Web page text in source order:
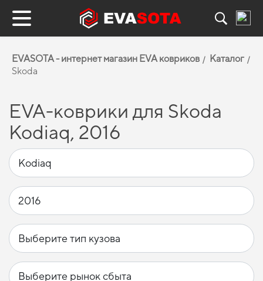
EVASOTA - интернет магазин EVA ковриков
Каталог
Skoda
EVA-коврики для Skoda
Kodiaq, 2016